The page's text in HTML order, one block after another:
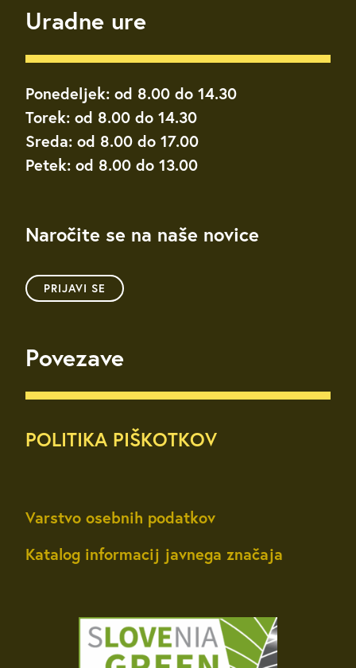
Uradne ure
Ponedeljek: od 8.00 do 14.30
Torek: od 8.00 do 14.30
Sreda: od 8.00 do 17.00
Petek: od 8.00 do 13.00
Naročite se na naše novice
PRIJAVI SE
Povezave
POLITIKA PIŠKOTKOV
Varstvo osebnih podatkov
Katalog informacij javnega značaja